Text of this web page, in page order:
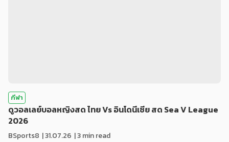
กีฬา
ดูวอลเลย์บอลหญิงสด ไทย Vs อินโดนีเซีย สด Sea V League
2026
BSports8 |31.07.26 | 3 min read